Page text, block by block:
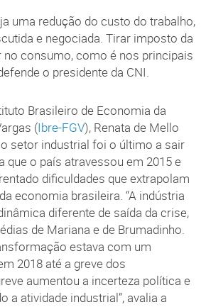
uma redução do custo do trabalho,
e negociada. Tirar imposto da
consumo, como é nos principais
o presidente da CNI.
Brasileiro de Economia da
(Ibre-FGV), Renata de Mello
setor industrial foi o último a sair
que o país atravessou em 2015 e
dificuldades que extrapolam
economia brasileira. “A indústria
diferente de saída da crise,
de Mariana e de Brumadinho.
estava com um
2018 até a greve dos
aumentou a incerteza política e
a atividade industrial”, avalia a